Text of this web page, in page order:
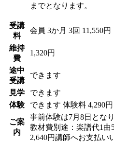
までとなります。
受講
料
会員 3か月 3回 11,550円
維持
費
1,320円
途中
受講
できます
見学
できます
体験
できます 体験料 4,290
ご案
内
事前体験は7月8日となり
教材費別途：楽譜代1曲
2,640円講師へお支払い